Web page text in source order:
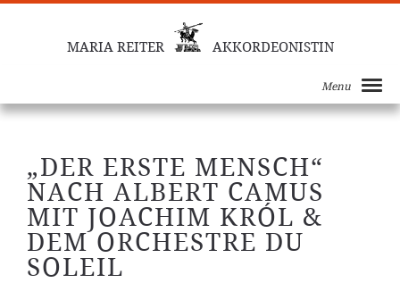
MARIA REITER AKKORDEONISTIN
Menu
„DER ERSTE MENSCH“
NACH ALBERT CAMUS
MIT JOACHIM KRÓL &
DEM ORCHESTRE DU
SOLEIL